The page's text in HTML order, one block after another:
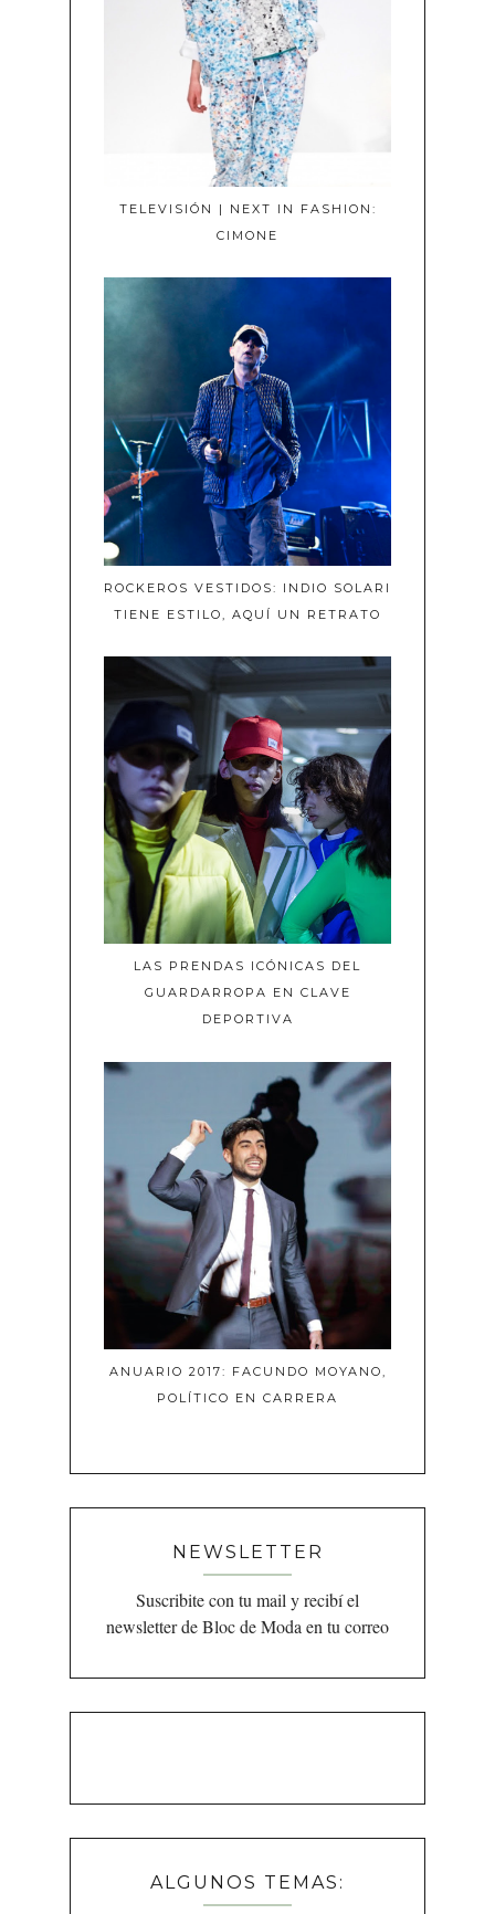
TELEVISIÓN | NEXT IN FASHION:
CIMONE
ROCKEROS VESTIDOS: INDIO SOLARI
TIENE ESTILO, AQUÍ UN RETRATO
LAS PRENDAS ICÓNICAS DEL
GUARDARROPA EN CLAVE
DEPORTIVA
ANUARIO 2017: FACUNDO MOYANO,
POLÍTICO EN CARRERA
NEWSLETTER
Suscribite con tu mail y recibí el
newsletter de Bloc de Moda en tu correo
ALGUNOS TEMAS: